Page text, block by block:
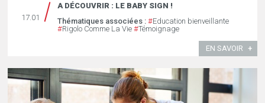
17.01
A DÉCOUVRIR : LE BABY SIGN !
Thématiques associées : #Education bienveillante
#Rigolo Comme La Vie #Témoignage
EN SAVOIR